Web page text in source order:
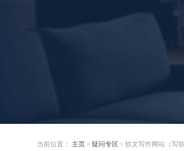
当前位置： 主页 > 疑问专区 > 软文写作网站（写